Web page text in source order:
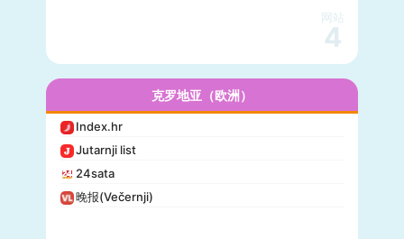
网站
4
克罗地亚（欧洲）
Index.hr
Jutarnji list
24sata
晚报(Večernji)